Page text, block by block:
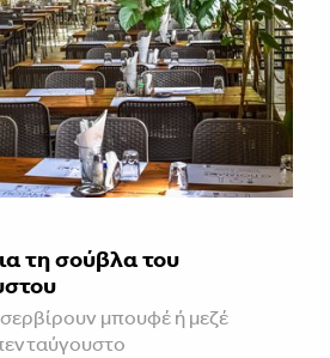
τη σούβλα του
μπουφέ ή μεζέ